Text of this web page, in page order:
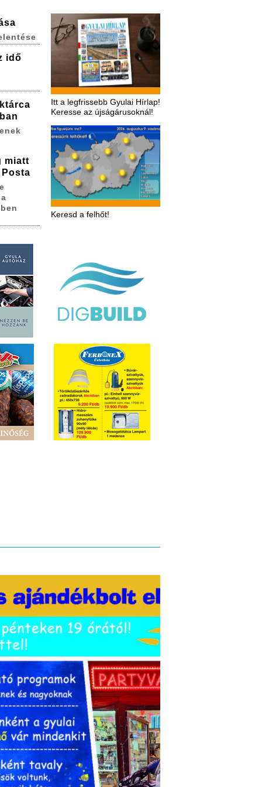
Itt a legfrissebb Gyulai Hírlap!
Keresse az újságárusoknál!
Keresd a felhőt!
idő
miatt